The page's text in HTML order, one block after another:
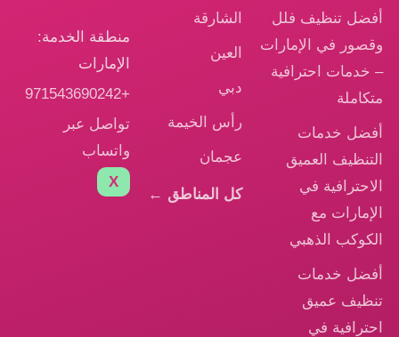
أفضل تنظيف فلل
وقصور في الإمارات
– خدمات احترافية
متكاملة
أفضل خدمات
التنظيف العميق
الاحترافية في
الإمارات مع
الكوكب الذهبي
أفضل خدمات
تنظيف عميق
احترافية في
الشارقة
العين
دبي
رأس الخيمة
عجمان
كل المناطق ←
منطقة الخدمة:
الإمارات
+971543690242
تواصل عبر
واتساب
X